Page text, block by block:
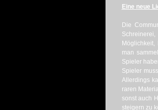
Eine neue
Die
man
Spieler
Spieler
Allerdings
raren
sonst auch
steigern zu